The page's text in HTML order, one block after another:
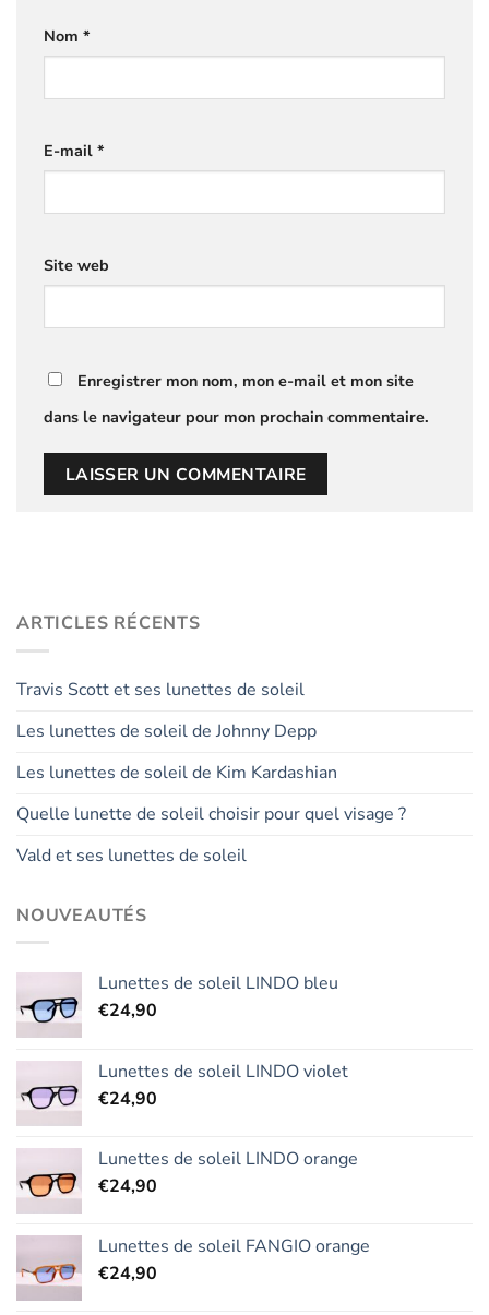
Nom *
E-mail *
Site web
Enregistrer mon nom, mon e-mail et mon site
dans le navigateur pour mon prochain commentaire.
ARTICLES RÉCENTS
Travis Scott et ses lunettes de soleil
Les lunettes de soleil de Johnny Depp
Les lunettes de soleil de Kim Kardashian
Quelle lunette de soleil choisir pour quel visage ?
Vald et ses lunettes de soleil
NOUVEAUTÉS
Lunettes de soleil LINDO bleu
€24,90
Lunettes de soleil LINDO violet
€24,90
Lunettes de soleil LINDO orange
€24,90
Lunettes de soleil FANGIO orange
€24,90